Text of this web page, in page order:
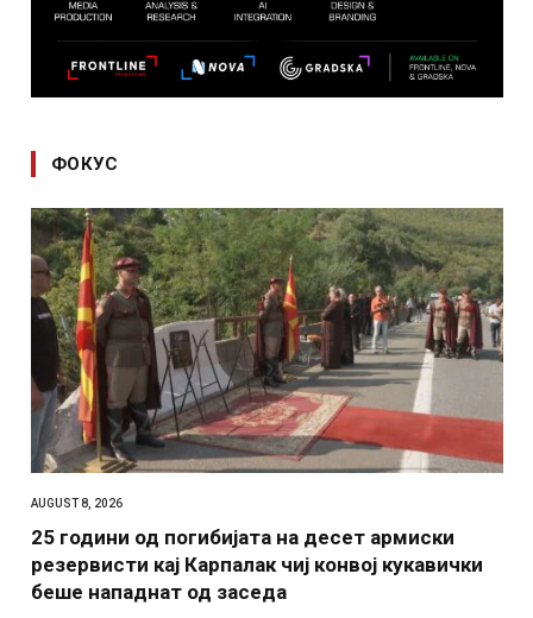
ФОКУС
AUGUST 8, 2026
25 години од погибијата на десет армиски
резервисти кај Карпалак чиј конвој кукавички
беше нападнат од заседа